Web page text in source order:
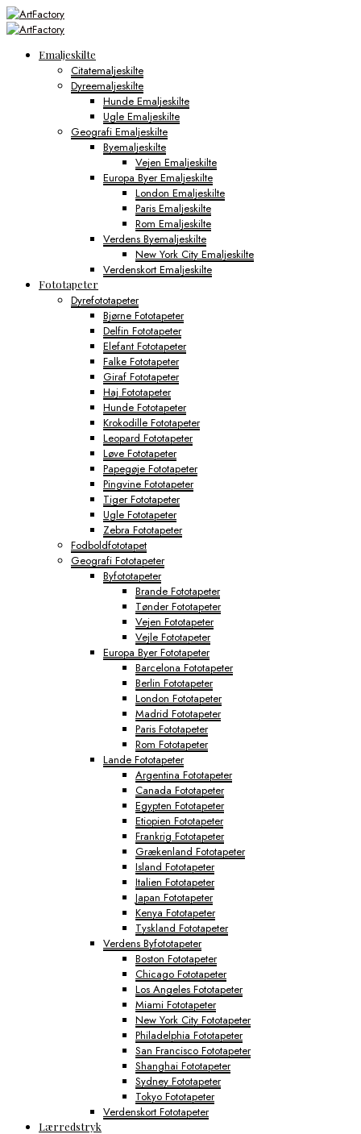
Emaljeskilte
Citatemaljeskilte
Dyreemaljeskilte
Hunde Emaljeskilte
Ugle Emaljeskilte
Geografi Emaljeskilte
Byemaljeskilte
Vejen Emaljeskilte
Europa Byer Emaljeskilte
London Emaljeskilte
Paris Emaljeskilte
Rom Emaljeskilte
Verdens Byemaljeskilte
New York City Emaljeskilte
Verdenskort Emaljeskilte
Fototapeter
Dyrefototapeter
Bjørne Fototapeter
Delfin Fototapeter
Elefant Fototapeter
Falke Fototapeter
Giraf Fototapeter
Haj Fototapeter
Hunde Fototapeter
Krokodille Fototapeter
Leopard Fototapeter
Løve Fototapeter
Papegøje Fototapeter
Pingvine Fototapeter
Tiger Fototapeter
Ugle Fototapeter
Zebra Fototapeter
Fodboldfototapet
Geografi Fototapeter
Byfototapeter
Brande Fototapeter
Tønder Fototapeter
Vejen Fototapeter
Vejle Fototapeter
Europa Byer Fototapeter
Barcelona Fototapeter
Berlin Fototapeter
London Fototapeter
Madrid Fototapeter
Paris Fototapeter
Rom Fototapeter
Lande Fototapeter
Argentina Fototapeter
Canada Fototapeter
Egypten Fototapeter
Etiopien Fototapeter
Frankrig Fototapeter
Grækenland Fototapeter
Island Fototapeter
Italien Fototapeter
Japan Fototapeter
Kenya Fototapeter
Tyskland Fototapeter
Verdens Byfototapeter
Boston Fototapeter
Chicago Fototapeter
Los Angeles Fototapeter
Miami Fototapeter
New York City Fototapeter
Philadelphia Fototapeter
San Francisco Fototapeter
Shanghai Fototapeter
Sydney Fototapeter
Tokyo Fototapeter
Verdenskort Fototapeter
Lærredstryk